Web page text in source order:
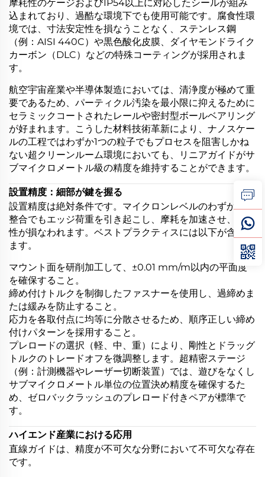
摩耗性のケージおよびIP54以上に対応したシールが組み
込まれており、過酷な環境下でも使用可能です。腐食性環
境では、寸法安定性を損なうことなく、ステンレス鋼
（例：AISI 440C）や黒色酸化皮膜、ダイヤモンドライク
カーボン（DLC）などの特殊コーティングが採用されま
す。
航空宇宙産業や半導体製造においては、清浄度が極めて重
要であるため、パーティクル汚染を最小限に抑えるために
セラミックコートされたレールや密封型ボールベアリング
が好まれます。こうした材料技術革新により、ナノスケー
ルの工程ではわずか1つの粒子でもプロセスを阻害しかね
ない超クリーンルーム環境においても、リニアガイドがサ
ブマイクロメートル級の精度を維持することができます。
設置精度：細部が鍵を握る
設置精度は絶対条件です。マイクロンレベルのわずかな不
整合でもエッジ荷重を引き起こし、摩耗を加速させ、再現
性が損なわれます。ベストプラクティスには以下が含まれ
ます。
マウント面を研削加工して、±0.01 mm/m以内の平面度
を確保すること。
締め付けトルクを制御したファスナーを使用し、過締めま
たは緩みを防止すること。
応力を各取付点に均等に分散させるため、順序正しい締め
付けパターンを採用すること。
プレロードの選択（軽、中、重）により、剛性とドラッグ
トルクのトレードオフを微調整します。超精密ステージ
（例：計測機器やレーザー切断装置）では、遊びをなくし
サブマイクロメートル単位の位置決め精度を確保するた
め、ゼロバックラッシュのプレロード付きペアが標準で
す。
ハイエンド産業における応用
直線ガイドは、精度が不可欠な分野において不可欠な存在
です。